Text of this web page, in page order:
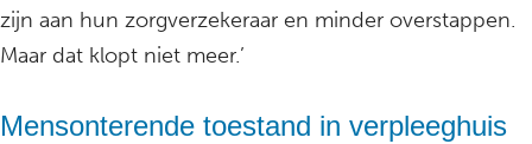
zijn aan hun zorgverzekeraar en minder overstappen.
Maar dat klopt niet meer.’
Mensonterende toestand in verpleeghuis